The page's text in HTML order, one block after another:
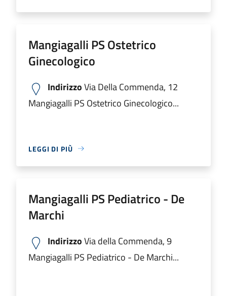
Mangiagalli PS Ostetrico
Ginecologico
IndirizzoVia Della Commenda, 12
Mangiagalli PS Ostetrico Ginecologico...
LEGGI DI PIÙ
Mangiagalli PS Pediatrico - De
Marchi
IndirizzoVia della Commenda, 9
Mangiagalli PS Pediatrico - De Marchi...